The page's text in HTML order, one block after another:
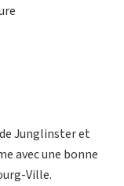
Junglinster et
avec une bonne
Ville.